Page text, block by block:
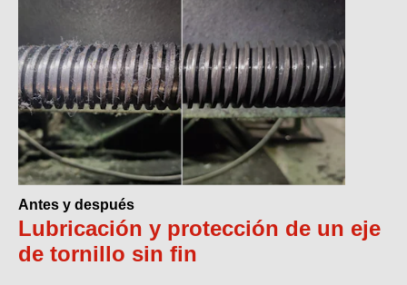
Antes y después
Lubricación y protección de un eje
de tornillo sin fin